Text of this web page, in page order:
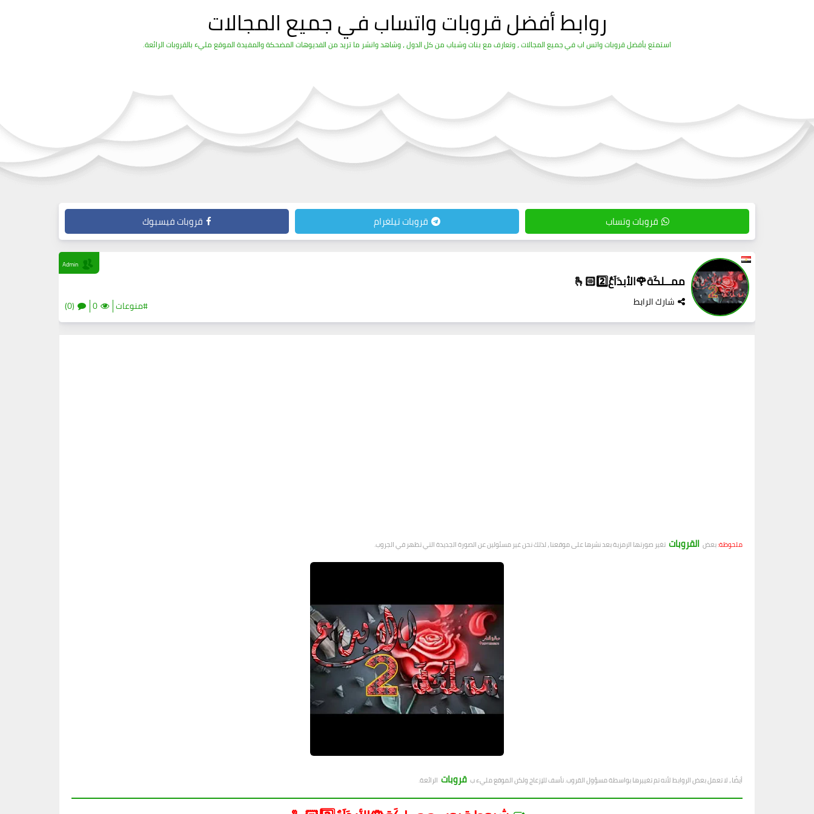
روابط أفضل قروبات واتساب في جميع المجالات
استمتع بأفضل قروبات واتس اب في جميع المجالات ، وتعارف مع بنات وشباب من كل الدول ، وشاهد وانشر ما تريد من الفديوهات المضحكة والمفيدة الموقع مليء بالقروبات الرائعة.
قروبات وتساب قروبات تيلغرام قروبات فيسبوك
ممــلكَة🌹الأبدَاَعٌ🫰🏻2️⃣
شارك الرابط #منوعات 0
(0)
Admin
ملحوظة:بعض القروبات تغير صورتها الرمزية بعد نشرها على موقعنا ، لذلك نحن غير مسئولين عن الصورة الجديدة التي تظهر في الجروب.
أيضًا ، لا تعمل بعض الروابط لأنه تم تغييرها بواسطة مسؤول القروب. نأسف للإزعاج ولكن الموقع مليء ب قروبات الرائعة.